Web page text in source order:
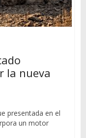
la nueva
presentada en el
un motor